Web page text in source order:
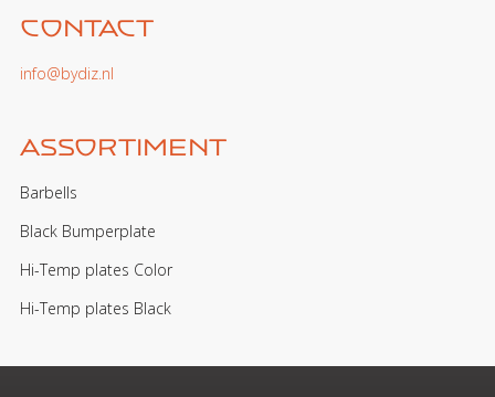
Contact
info@bydiz.nl
Assortiment
Barbells
Black Bumperplate
Hi-Temp plates Color
Hi-Temp plates Black